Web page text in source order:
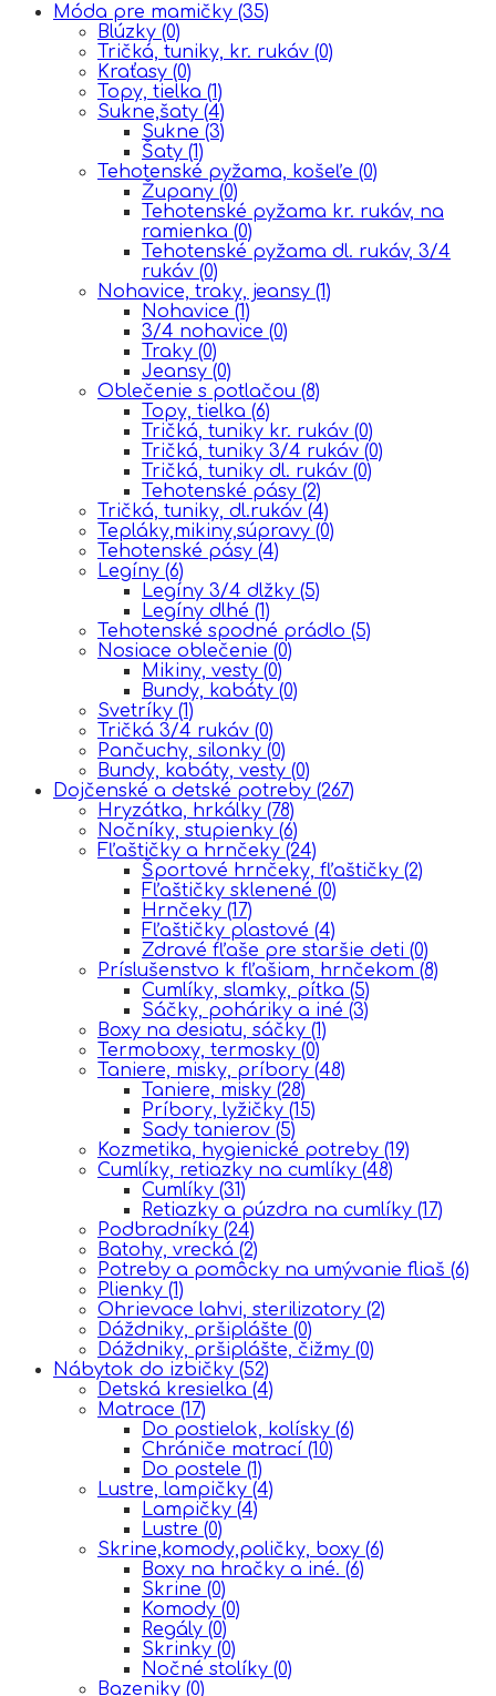
Móda pre mamičky (35)
Blúzky (0)
Tričká, tuniky, kr. rukáv (0)
Kraťasy (0)
Topy, tielka (1)
Sukne,šaty (4)
Sukne (3)
Šaty (1)
Tehotenské pyžama, košeľe (0)
Župany (0)
Tehotenské pyžama kr. rukáv, na
ramienka (0)
Tehotenské pyžama dl. rukáv, 3/4
rukáv (0)
Nohavice, traky, jeansy (1)
Nohavice (1)
3/4 nohavice (0)
Traky (0)
Jeansy (0)
Oblečenie s potlačou (8)
Topy, tielka (6)
Tričká, tuniky kr. rukáv (0)
Tričká, tuniky 3/4 rukáv (0)
Tričká, tuniky dl. rukáv (0)
Tehotenské pásy (2)
Tričká, tuniky, dl.rukáv (4)
Tepláky,mikiny,súpravy (0)
Tehotenské pásy (4)
Legíny (6)
Legíny 3/4 dlžky (5)
Legíny dlhé (1)
Tehotenské spodné prádlo (5)
Nosiace oblečenie (0)
Mikiny, vesty (0)
Bundy, kabáty (0)
Svetríky (1)
Tričká 3/4 rukáv (0)
Pančuchy, silonky (0)
Bundy, kabáty, vesty (0)
Dojčenské a detské potreby (267)
Hryzátka, hrkálky (78)
Nočníky, stupienky (6)
Fľaštičky a hrnčeky (24)
Športové hrnčeky, fľaštičky (2)
Fľaštičky sklenené (0)
Hrnčeky (17)
Fľaštičky plastové (4)
Zdravé fľaše pre staršie deti (0)
Príslušenstvo k fľašiam, hrnčekom (8)
Cumlíky, slamky, pítka (5)
Sáčky, poháriky a iné (3)
Boxy na desiatu, sáčky (1)
Termoboxy, termosky (0)
Taniere, misky, príbory (48)
Taniere, misky (28)
Príbory, lyžičky (15)
Sady tanierov (5)
Kozmetika, hygienické potreby (19)
Cumlíky, retiazky na cumlíky (48)
Cumlíky (31)
Retiazky a púzdra na cumlíky (17)
Podbradníky (24)
Batohy, vrecká (2)
Potreby a pomôcky na umývanie fliaš (6)
Plienky (1)
Ohrievace lahvi, sterilizatory (2)
Dáždniky, pršiplášte (0)
Dáždniky, pršiplášte, čižmy (0)
Nábytok do izbičky (52)
Detská kresielka (4)
Matrace (17)
Do postielok, kolísky (6)
Chrániče matrací (10)
Do postele (1)
Lustre, lampičky (4)
Lampičky (4)
Lustre (0)
Skrine,komody,poličky, boxy (6)
Boxy na hračky a iné. (6)
Skrine (0)
Komody (0)
Regály (0)
Skrinky (0)
Nočné stolíky (0)
Bazeniky (0)